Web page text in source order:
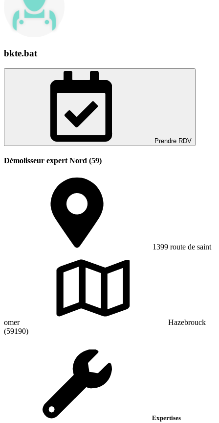
bkte.bat
Prendre RDV
Démolisseur expert Nord (59)
1399 route de saint
omer
Hazebrouck
(59190)
Expertises